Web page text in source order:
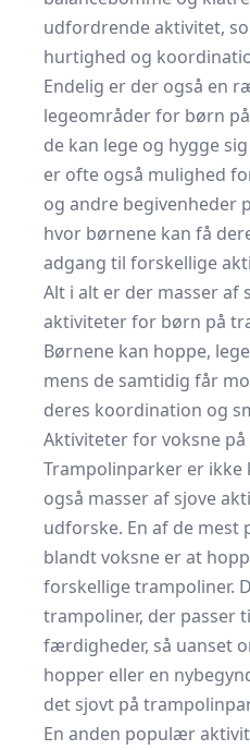
udfordrende aktivitet,
hurtighed og
Endelig er der også en
legeområder for børn
de kan lege og hygge
er ofte også mulighed
og andre begivenheder
hvor børnene kan få
adgang til forskellige
Alt i alt er der masser af
aktiviteter for børn på
Børnene kan hoppe,
mens de samtidig får
deres koordination og
Aktiviteter for voksne
Trampolinparker er
også masser af sjove
udforske. En af de
blandt voksne er at
forskellige trampoliner.
trampoliner, der passer
færdigheder, så uanset
hopper eller en
det sjovt på
En anden populær